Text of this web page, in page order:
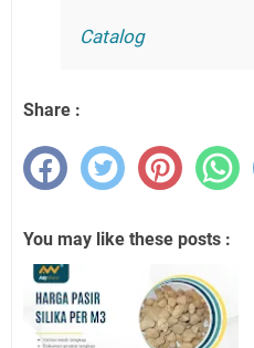
Catalog
Share :
You may like these posts :